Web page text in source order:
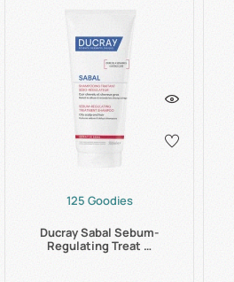
125 Goodies
Ducray Sabal Sebum-
Regulating Treat …